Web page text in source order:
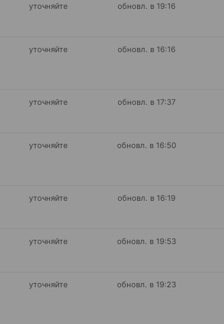
уточняйте обновл. в 19:16
уточняйте обновл. в 16:16
уточняйте обновл. в 17:37
уточняйте обновл. в 16:50
уточняйте обновл. в 16:19
уточняйте обновл. в 19:53
уточняйте обновл. в 19:23